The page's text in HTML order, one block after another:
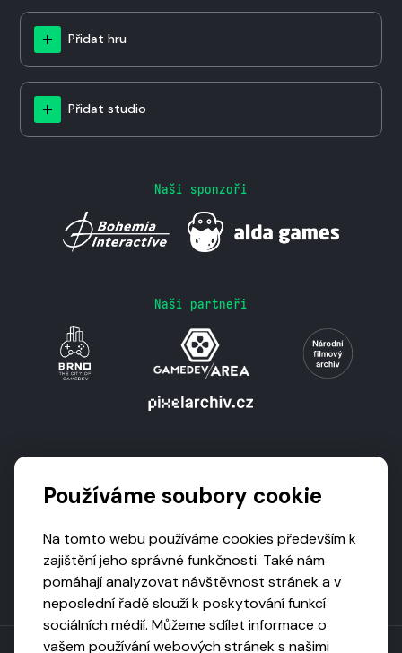
Přidat hru
Přidat studio
Naši sponzoři
Naši partneři
Používáme soubory cookie
Na tomto webu používáme cookies především k
zajištění jeho správné funkčnosti. Také nám
pomáhají analyzovat návštěvnost stránek a v
neposlední řadě slouží k poskytování funkcí
sociálních médií. Můžeme sdílet informace o
vašem používání webových stránek s našimi